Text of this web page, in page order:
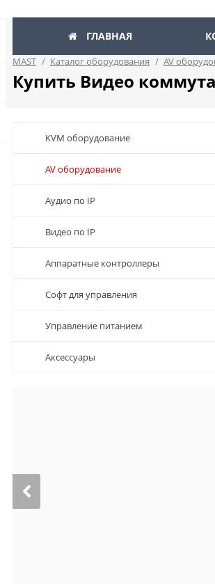
ГЛАВНАЯ
MAST / Каталог оборудования / AV
Купить Видео
KVM оборудование
AV оборудование
Аудио по IP
Видео по IP
Аппаратные контроллеры
Софт для управления
Управление питанием
Аксессуары